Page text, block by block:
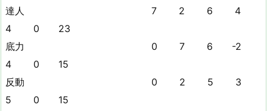
達人 7 2 6 4
4 0 23
底力 0 7 6 -2
4 0 15
反動 0 2 5 3
5 0 15